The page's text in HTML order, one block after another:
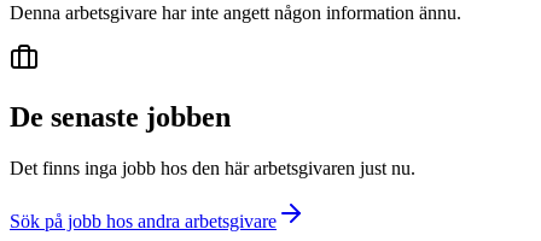
Denna arbetsgivare har inte angett någon information ännu.
De senaste jobben
Det finns inga jobb hos den här arbetsgivaren just nu.
Sök på jobb hos andra arbetsgivare